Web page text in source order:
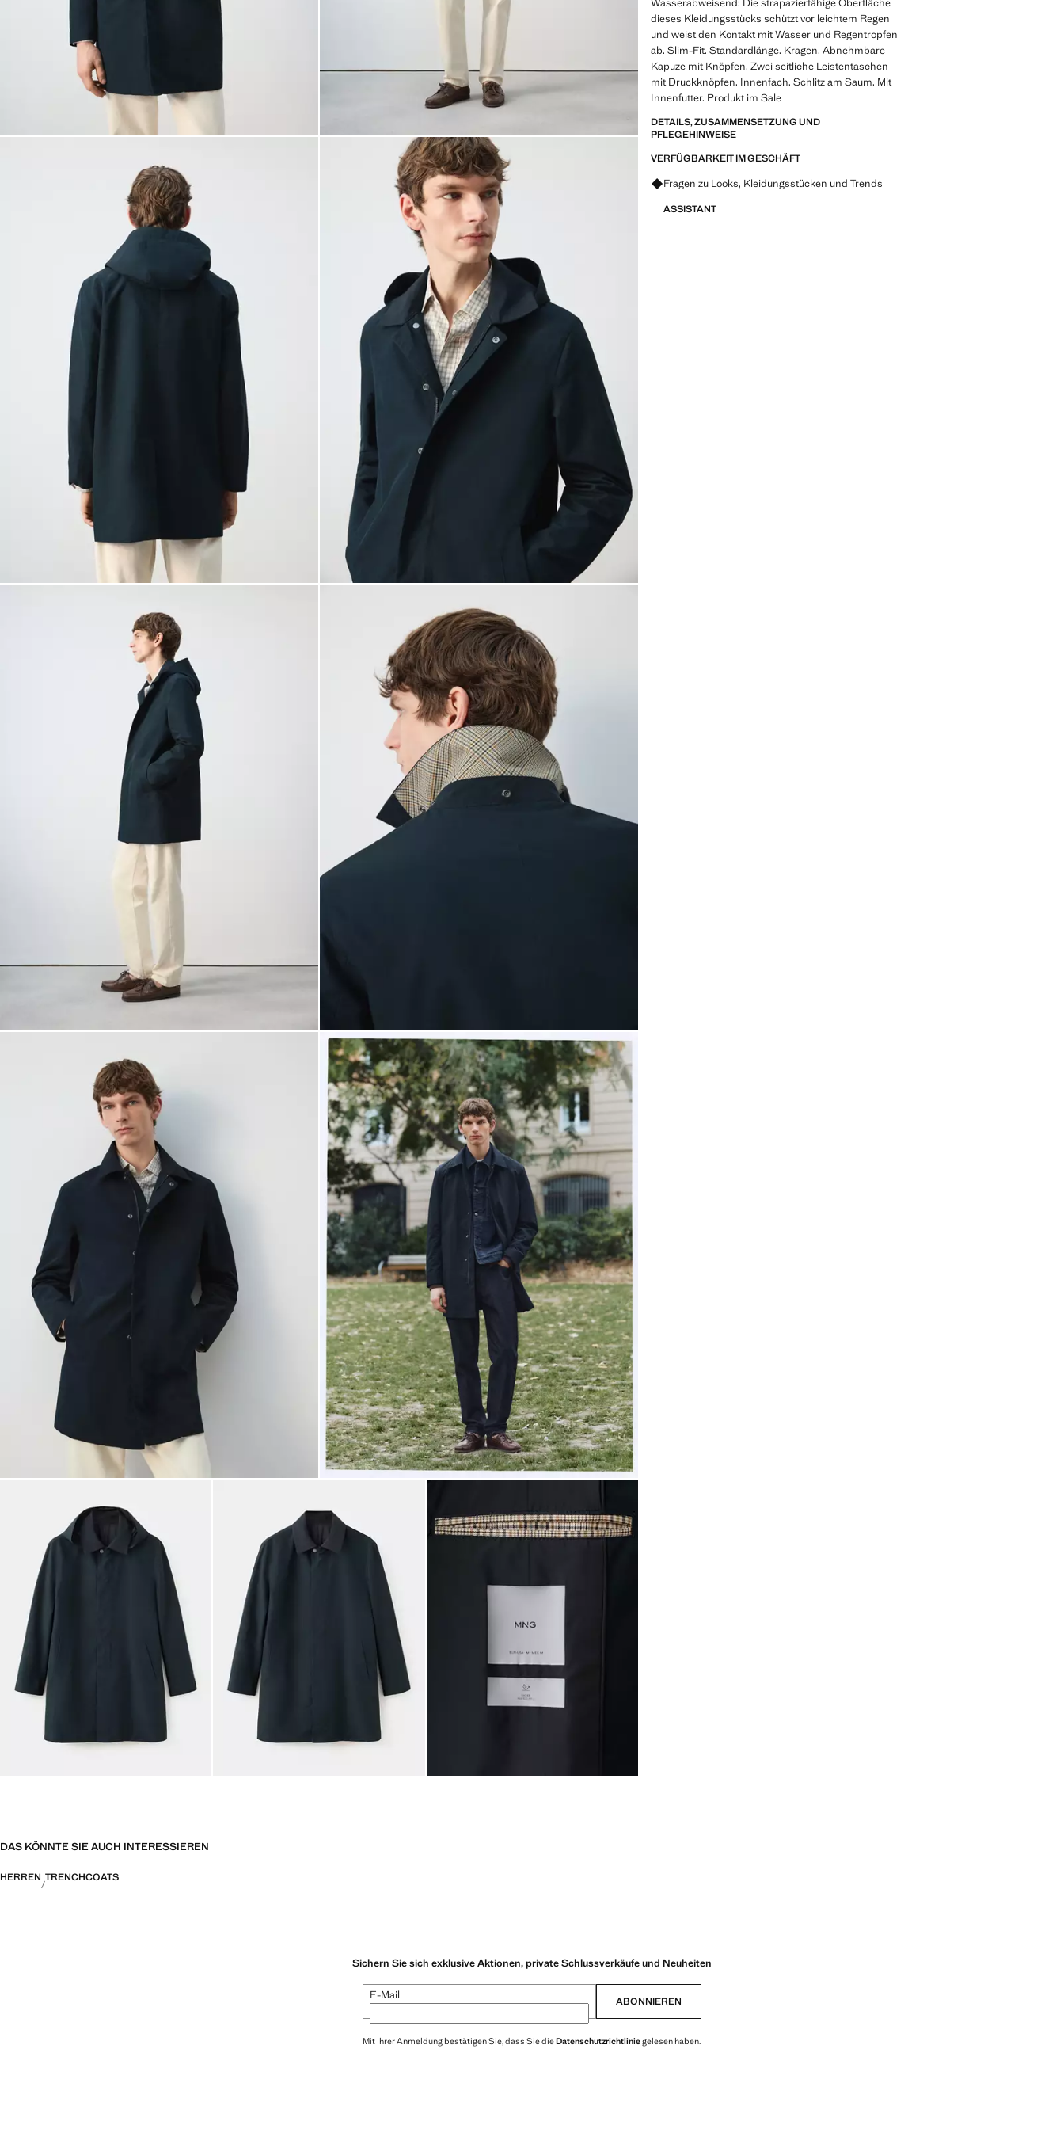
dieses Kleidungsstücks schützt vor leichtem Regen
und weist den Kontakt mit Wasser und Regentropfen
ab. Slim-Fit. Standardlänge. Kragen. Abnehmbare
Kapuze mit Knöpfen. Zwei seitliche Leistentaschen
mit Druckknöpfen. Innenfach. Schlitz am Saum. Mit
Innenfutter. Produkt im Sale
DETAILS, ZUSAMMENSETZUNG UND
PFLEGEHINWEISE
VERFÜGBARKEIT IM GESCHÄFT
Fragen zu Looks, Kleidungsstücken und Trends
ASSISTANT
DAS KÖNNTE SIE AUCH INTERESSIEREN
HERREN TRENCHCOATS
Sichern Sie sich exklusive Aktionen, private Schlussverkäufe und Neuheiten
E-Mail ABONNIEREN
Mit Ihrer Anmeldung bestätigen Sie, dass Sie dieDatenschutzrichtliniegelesen haben.